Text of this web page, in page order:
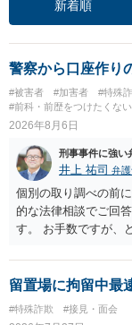
新着順
警察から口座作り
#被害者 #加害者 #特殊
#前科・前歴をつけたくない
2026年8月6日
刑事事件に強い
井上 祐司 弁
個別の取り調べの前
的な法律相談でご回
す。 お手数ですが、
の程度だと聞いてい
相談を受けられたう
一般論でいえば、任
り調べ内容を録音す
留置場に拘留中最
#特殊詐欺 #接見・面会